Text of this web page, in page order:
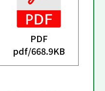
PDF
pdf/668.9KB